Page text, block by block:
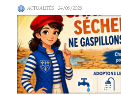
ACTUALITÉS- 24/06/2026